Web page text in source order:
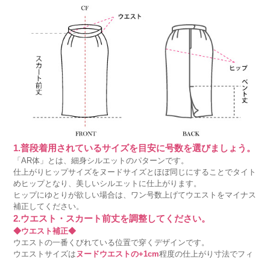
1.普段着用されているサイズを目安に号数を選びましょう。
「AR体」とは、細身シルエットのパターンです。
仕上がりヒップサイズをヌードサイズとほぼ同じにすることでタイト
めヒップとなり、美しいシルエットに仕上がります。
ヒップにゆとりが欲しい場合は、ワン号数上げてウエストをマイナス
補正してください。
2.ウエスト・スカート前丈を調整してください。
◆ウエスト補正◆
ウエストの一番くびれている位置で穿くデザインです。
ウエストサイズは ヌードウエストの+1cm程度の仕上がり寸法でフィ